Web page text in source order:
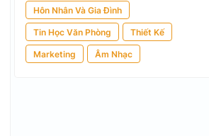
Hôn Nhân Và Gia Đình
Tin Học Văn Phòng Thiết Kế
Marketing Âm Nhạc